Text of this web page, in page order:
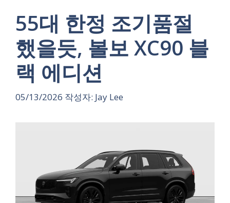
55대 한정 조기품절
했을듯, 볼보 XC90 블
랙 에디션
05/13/2026 작성자: Jay Lee